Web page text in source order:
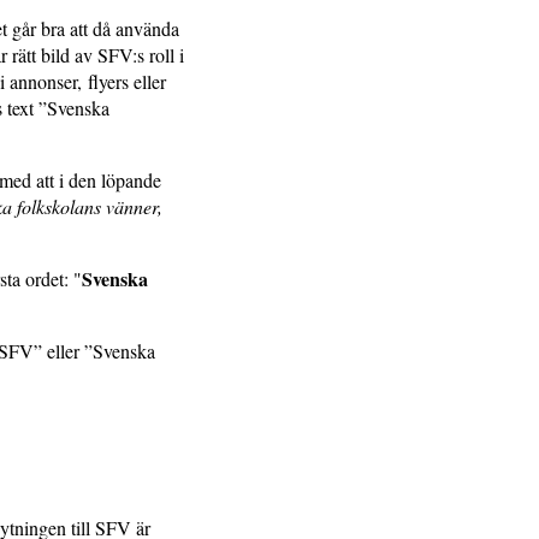
bra att då använda
rätt bild av SFV:s roll i
annonser, flyers eller
”Svenska
att i den löpande
folkskolans vänner,
ordet: "Svenska
eller ”Svenska
till SFV är